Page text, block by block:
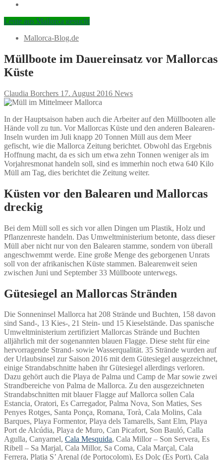
Leute aus Mallorca gesucht
Mallorca-Blog.de
Müllboote im Dauereinsatz vor Mallorcas
Küste
Claudia Borchers 17. August 2016 News
In der Hauptsaison haben auch die Arbeiter auf den Müllbooten alle
Hände voll zu tun. Vor Mallorcas Küste und den anderen Balearen-
Inseln wurden im Juli knapp 20 Tonnen Müll aus dem Meer
gefischt, wie die Mallorca Zeitung berichtet. Obwohl das Ergebnis
Hoffnung macht, da es sich um etwa zehn Tonnen weniger als im
Vorjahresmonat handeln soll, sind es immerhin noch etwa 640 Kilo
Müll am Tag, dies berichtet die Zeitung weiter.
Küsten vor den Balearen und Mallorcas
dreckig
Bei dem Müll soll es sich vor allen Dingen um Plastik, Holz und
Pflanzenreste handeln. Das Umweltministerium betonte, dass dieser
Müll aber nicht nur von den Balearen stamme, sondern von überall
angeschwemmt werde. Eine große Menge des geborgenen Unrats
soll von der afrikanischen Küste stammen. Balearenweit seien
zwischen Juni und September 33 Müllboote unterwegs.
Gütesiegel an Mallorcas Stränden
Die Sonneninsel Mallorca hat 208 Strände und Buchten, 158 davon
sind Sand-, 13 Kies-, 21 Stein- und 15 Kieselstände. Das spanische
Umweltministerium zertifiziert Mallorcas Strände und Buchten
alljährlich mit der sogenannten blauen Flagge. Diese steht für eine
hervorragende Strand- sowie Wasserqualität. 35 Strände wurden auf
der Urlaubsinsel zur Saison 2016 mit dem Gütesiegel ausgezeichnet,
einige Strandabschnitte haben ihr Gütesiegel allerdings verloren.
Dazu gehört auch die Playa de Palma und Camp de Mar sowie zwei
Strandbereiche von Palma de Mallorca. Zu den ausgezeichneten
Strandabschnitten mit blauer Flagge auf Mallorca sollen Cala
Estancia, Oratori, Es Carregador, Palma Nova, Son Maties, Ses
Penyes Rotges, Santa Ponça, Romana, Torà, Cala Molins, Cala
Barques, Playa Formentor, Playa dels Tamarells, Sant Elm, Playa
Port de Alcúdia, Playa de Muro, Can Picafort, Son Bauló, Calla
Agulla, Canyamel, Cala Mesquida, Cala Millor – Son Servera, Es
Ribell – Sa Marjal, Cala Millor, Sa Coma, Cala Marçal, Cala
Ferrera, Platja S’ Arenal (de Portocolom), Es Dolç (Es Port), Cala